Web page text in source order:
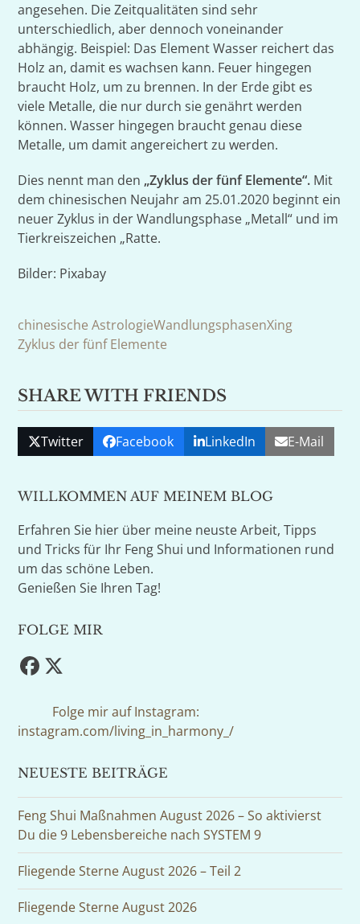
angesehen. Die Zeitqualitäten sind sehr
unterschiedlich, aber dennoch voneinander
abhängig. Beispiel: Das Element Wasser reichert das
Holz an, damit es wachsen kann. Feuer hingegen
braucht Holz, um zu brennen. In der Erde gibt es
viele Metalle, die nur durch sie genährt werden
können. Wasser hingegen braucht genau diese
Metalle, um damit angereichert zu werden.
Dies nennt man den „Zyklus der fünf Elemente“. Mit
dem chinesischen Neujahr am 25.01.2020 beginnt ein
neuer Zyklus in der Wandlungsphase „Metall“ und im
Tierkreiszeichen „Ratte.
Bilder: Pixabay
chinesische AstrologieWandlungsphasenXing
Zyklus der fünf Elemente
SHARE WITH FRIENDS
Twitter Facebook LinkedIn E-Mail
WILLKOMMEN AUF MEINEM BLOG
Erfahren Sie hier über meine neuste Arbeit, Tipps
und Tricks für Ihr Feng Shui und Informationen rund
um das schöne Leben.
Genießen Sie Ihren Tag!
FOLGE MIR
Facebook
Twitter
Folge mir auf Instagram:
instagram.com/living_in_harmony_/
NEUESTE BEITRÄGE
Feng Shui Maßnahmen August 2026 – So aktivierst
Du die 9 Lebensbereiche nach SYSTEM 9
Fliegende Sterne August 2026 – Teil 2
Fliegende Sterne August 2026